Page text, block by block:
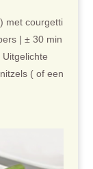
met courgetti
| ± 30 min
( of een